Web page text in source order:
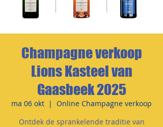
Champagne verkoop
Lions Kasteel van
Gaasbeek 2025
ma 06 okt
  |
Online Champagne verkoop
Ontdek de sprankelende traditie van